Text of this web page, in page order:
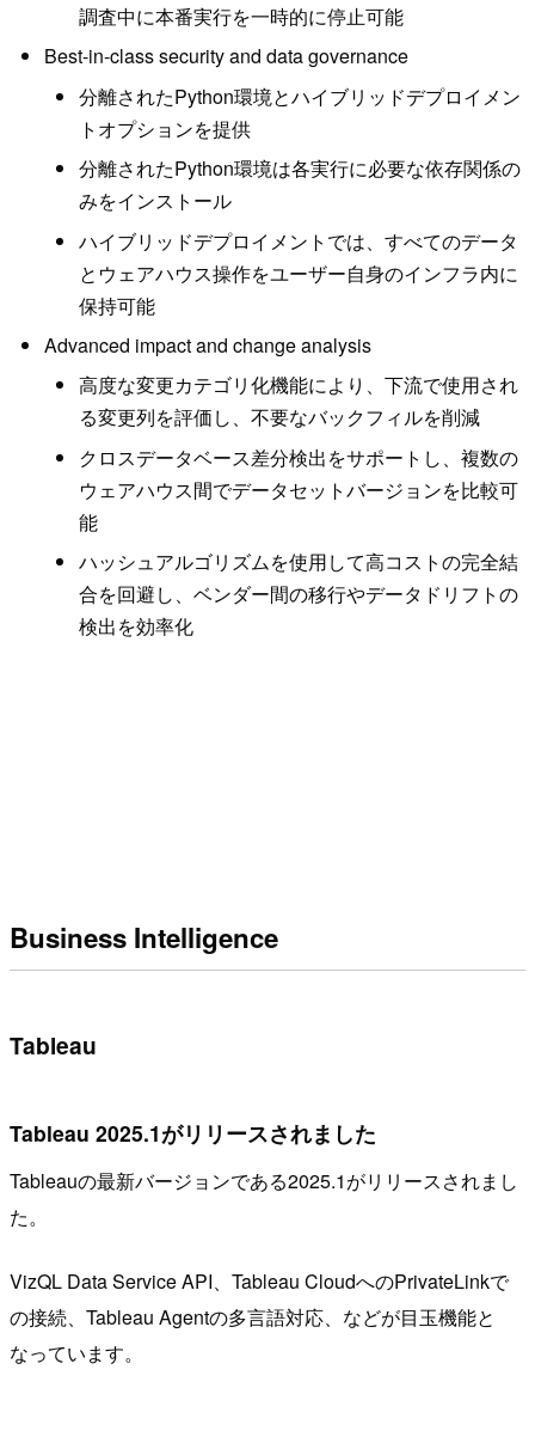
調査中に本番実行を一時的に停止可能
Best-in-class security and data governance
分離されたPython環境とハイブリッドデプロイメン
トオプションを提供
分離されたPython環境は各実行に必要な依存関係の
みをインストール
ハイブリッドデプロイメントでは、すべてのデータ
とウェアハウス操作をユーザー自身のインフラ内に
保持可能
Advanced impact and change analysis
高度な変更カテゴリ化機能により、下流で使用され
る変更列を評価し、不要なバックフィルを削減
クロスデータベース差分検出をサポートし、複数の
ウェアハウス間でデータセットバージョンを比較可
能
ハッシュアルゴリズムを使用して高コストの完全結
合を回避し、ベンダー間の移行やデータドリフトの
検出を効率化
Business Intelligence
Tableau
Tableau 2025.1がリリースされました
Tableauの最新バージョンである2025.1がリリースされまし
た。
VizQL Data Service API、Tableau CloudへのPrivateLinkで
の接続、Tableau Agentの多言語対応、などが目玉機能と
なっています。